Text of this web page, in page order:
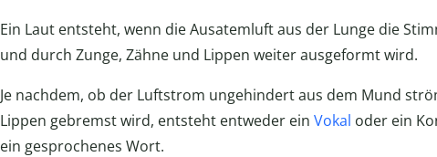
Ein Laut entsteht, wenn die Ausatemluft aus der Lunge die
und durch Zunge, Zähne und Lippen weiter ausgeformt wird.
Je nachdem, ob der Luftstrom ungehindert aus dem Mund
Lippen gebremst wird, entsteht entweder ein Vokal oder ein
ein gesprochenes Wort.